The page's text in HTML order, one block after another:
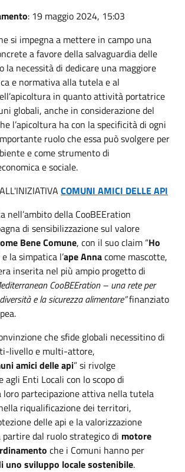
: 19 maggio 2024, 15:03
si impegna a mettere in campo una
a favore della salvaguardia delle
la necessità di dedicare una maggiore
e normativa alla tutela e al
in quanto attività portatrice
globali, anche in considerazione del
l’apicoltura ha con la specificità di ogni
ruolo che essa può svolgere per
e come strumento di
e sociale.
COMUNI AMICI DELLE API
nell’ambito della CooBEEration
di sensibilizzazione sul valore
Bene Comune, con il suo claim “Ho
e la simpatica l’ape Annacome mascotte,
inserita nel più ampio progetto di
CooBEEration – una rete per
e la sicurezza alimentare”finanziato
che sfide globali necessitino di
livello e multi-attore,
amici delle api” si rivolge
agli Enti Locali con lo scopo di
loro partecipazione attiva nella tutela
riqualificazione dei territori,
delle api e la valorizzazione
partire dal ruolo strategico di motore
che i Comuni hanno per
uno sviluppo locale sostenibile.